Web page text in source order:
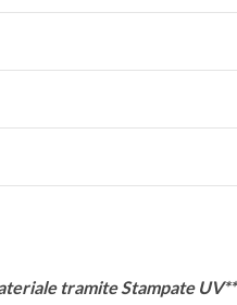
tramite Stampate UV**